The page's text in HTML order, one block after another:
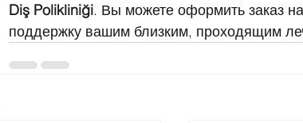
Diş Polikliniği. Вы можете оформить заказ на
поддержку вашим близким, проходящим